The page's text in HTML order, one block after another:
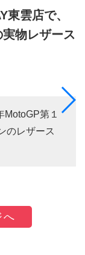
雲店で、
物レザース
第１
のレザース
へ